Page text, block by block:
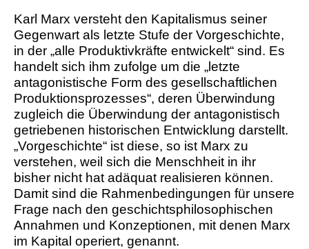
Karl Marx versteht den Kapitalismus seiner
Gegenwart als letzte Stufe der Vorgeschichte,
in der „alle Produktivkräfte entwickelt“ sind. Es
handelt sich ihm zufolge um die „letzte
antagonistische Form des gesellschaftlichen
Produktionsprozesses“, deren Überwindung
zugleich die Überwindung der antagonistisch
getriebenen historischen Entwicklung darstellt.
„Vorgeschichte“ ist diese, so ist Marx zu
verstehen, weil sich die Menschheit in ihr
bisher nicht hat adäquat realisieren können.
Damit sind die Rahmenbedingungen für unsere
Frage nach den ­geschichtsphilosophischen
Annahmen und Konzeptionen, mit denen Marx
im Kapital operiert, genannt.